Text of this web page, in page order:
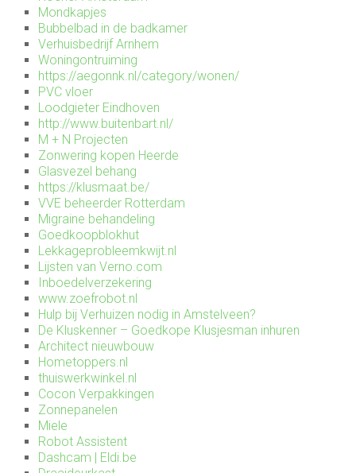
Mondkapjes
Bubbelbad in de badkamer
Verhuisbedrijf Arnhem
Woningontruiming
https://aegonnk.nl/category/wonen/
PVC vloer
Loodgieter Eindhoven
http://www.buitenbart.nl/
M + N Projecten
Zonwering kopen Heerde
Glasvezel behang
https://klusmaat.be/
VVE beheerder Rotterdam
Migraine behandeling
Goedkoopblokhut
Lekkageprobleemkwijt.nl
Lijsten van Verno.com
Inboedelverzekering
www.zoefrobot.nl
Hulp bij Verhuizen nodig in Amstelveen?
De Kluskenner – Goedkope Klusjesman inhuren
Architect nieuwbouw
Hometoppers.nl
thuiswerkwinkel.nl
Cocon Verpakkingen
Zonnepanelen
Miele
Robot Assistent
Dashcam | Eldi.be